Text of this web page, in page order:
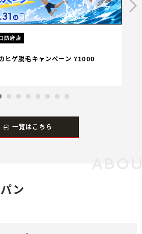
防府店
ヒゲ脱毛キャンペーン ¥1000
一覧はこちら
ン